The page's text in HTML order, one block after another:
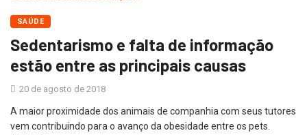
SAÚDE
Sedentarismo e falta de informação
estão entre as principais causas
20 de agosto de 2018
A maior proximidade dos animais de companhia com seus tutores
vem contribuindo para o avanço da obesidade entre os pets.